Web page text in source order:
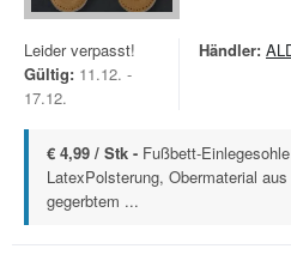
Leider verpasst!
Gültig: 11.12. -
17.12.
Händler:
€ 4,99 / Stk - Fußbett-
LatexPolsterung, Obermaterial
gegerbtem ...